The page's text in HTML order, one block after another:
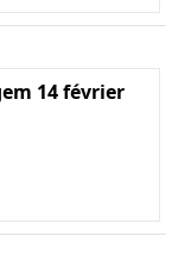
14 février